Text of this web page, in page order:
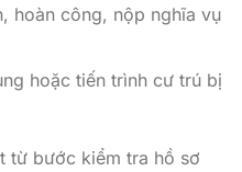
hoàn công, nộp nghĩa vụ
hoặc tiến trình cư trú bị
từ bước kiểm tra hồ sơ